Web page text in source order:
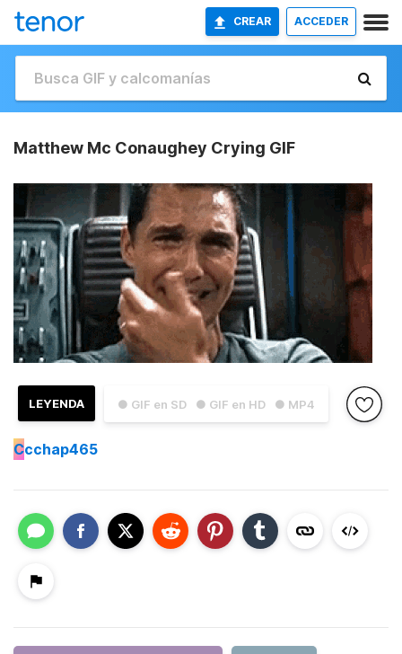
CREAR ACCEDER
Matthew Mc Conaughey Crying GIF
● GIF en SD ● GIF en HD ● MP4
LEYENDA
Ccchap465